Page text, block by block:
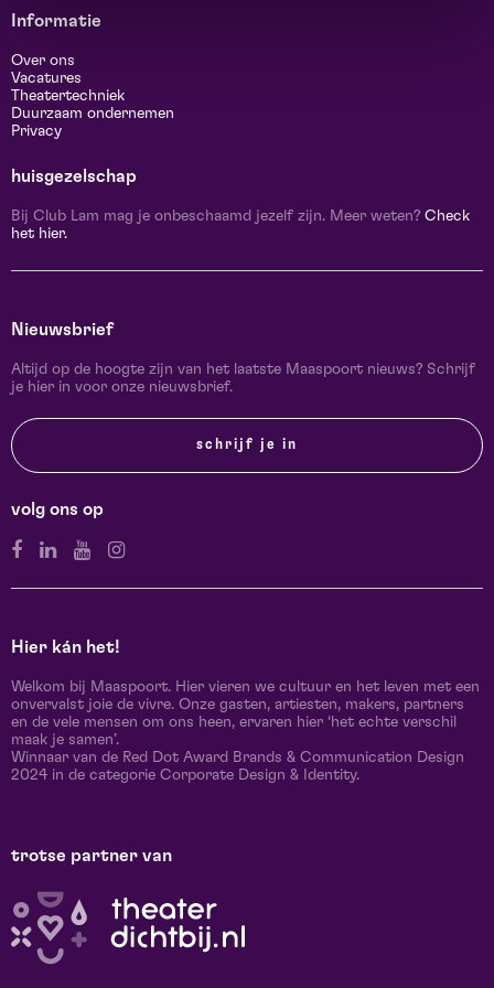
Informatie
Over ons
Vacatures
Theatertechniek
Duurzaam ondernemen
Privacy
huisgezelschap
Bij Club Lam mag je onbeschaamd jezelf zijn. Meer weten? Check
het hier.
Nieuwsbrief
Altijd op de hoogte zijn van het laatste Maaspoort nieuws? Schrijf
je hier in voor onze nieuwsbrief.
schrijf je in
volg ons op
Hier kán het!
Welkom bij Maaspoort. Hier vieren we cultuur en het leven met een
onvervalst joie de vivre. Onze gasten, artiesten, makers, partners
en de vele mensen om ons heen, ervaren hier ‘het echte verschil
maak je samen’.
Winnaar van de Red Dot Award Brands & Communication Design
2024 in de categorie Corporate Design & Identity.
trotse partner van